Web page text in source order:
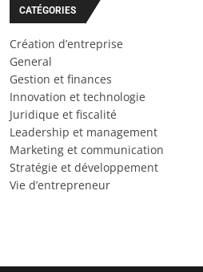
CATÉGORIES
Création d’entreprise
General
Gestion et finances
Innovation et technologie
Juridique et fiscalité
Leadership et management
Marketing et communication
Stratégie et développement
Vie d’entrepreneur